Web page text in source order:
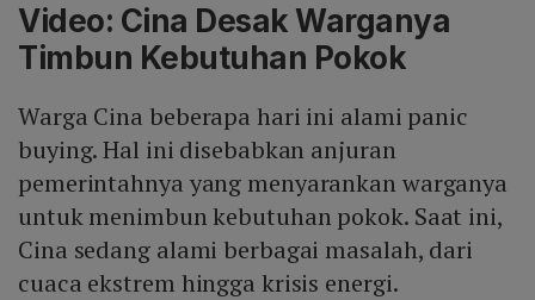
Video: Cina Desak Warganya
Timbun Kebutuhan Pokok
Warga Cina beberapa hari ini alami panic
buying. Hal ini disebabkan anjuran
pemerintahnya yang menyarankan warganya
untuk menimbun kebutuhan pokok. Saat ini,
Cina sedang alami berbagai masalah, dari
cuaca ekstrem hingga krisis energi.